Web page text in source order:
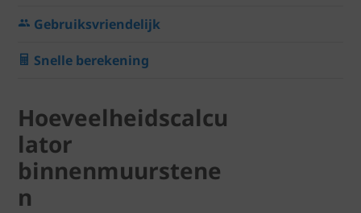
Gebruiksvriendelijk
Snelle berekening
Hoeveelheidscalcu
lator
binnenmuurstene
n